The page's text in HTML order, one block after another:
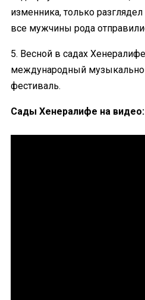
изменника, только
все мужчины рода
5. Весной в садах
международный
фестиваль.
Сады Хенералифе на видео: